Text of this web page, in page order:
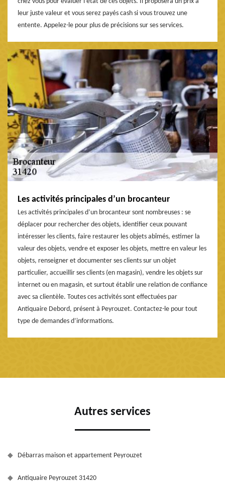
leur juste valeur et vous serez payés cash si vous trouvez une
entente. Appelez-le pour plus de précisions sur ses services.
Les activités principales d’un brocanteur
Les activités principales d’un brocanteur sont nombreuses : se
déplacer pour rechercher des objets, identifier ceux pouvant
intéresser les clients, faire restaurer les objets abîmés, estimer la
valeur des objets, vendre et exposer les objets, mettre en valeur les
objets, renseigner et documenter ses clients sur un objet
particulier, accueillir ses clients (en magasin), vendre les objets sur
internet ou en magasin, et surtout établir une relation de confiance
avec sa clientèle. Toutes ces activités sont effectuées par
Antiquaire Debord, présent à Peyrouzet. Contactez-le pour tout
type de demandes d’informations.
Autres services
Débarras maison et appartement Peyrouzet
Antiquaire Peyrouzet 31420